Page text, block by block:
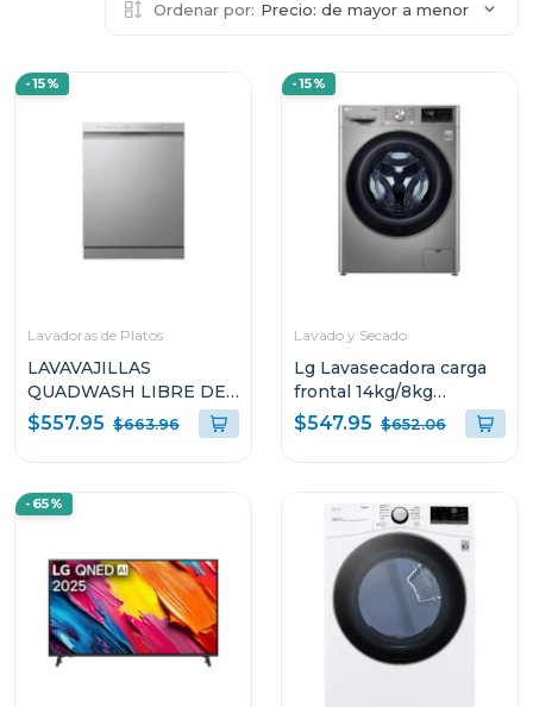
Ordenar por: Precio: de mayor a menor
-15%
Lavadoras de Platos
LAVAVAJILLAS
QUADWASH LIBRE DE
EMPOTRE LFDFD4441T
$557.95 $663.96
-15%
Lavado y Secado
Lg Lavasecadora carga
frontal 14kg/8kg
wd14vv3 6 motion dd
con motor inverter ai
$547.95 $652.06
-65%